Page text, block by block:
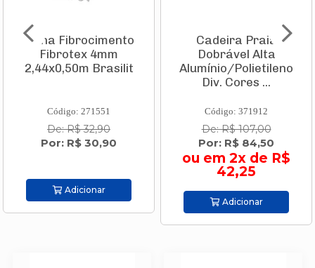
Telha Fibrocimento
Fibrotex 4mm
2,44x0,50m Brasilit
Código: 271551
De: R$ 32,90
Por: R$ 30,90
Adicionar
Cadeira Praia
Dobrável Alta
Alumínio/Polietileno
Div. Cores ...
Código: 371912
De: R$ 107,00
Por: R$ 84,50
ou em 2x de R$
42,25
Adicionar